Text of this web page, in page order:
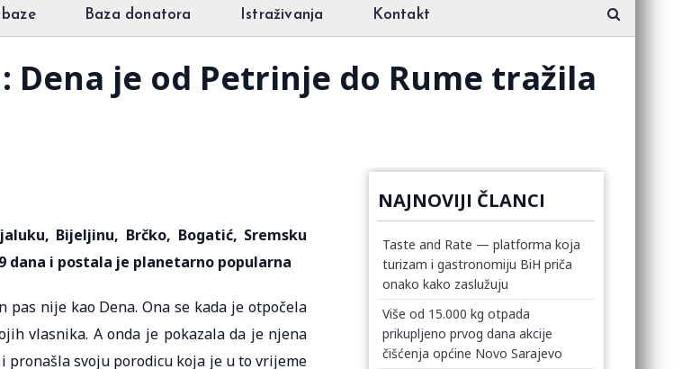
Baza donatora Istraživanja Kontakt
je od Petrinje do Rume tražila
Bijeljinu, Brčko, Bogatić, Sremsku
dana i postala je planetarno popularna
nije kao Dena. Ona se kada je otpočela
vlasnika. A onda je pokazala da je njena
pronašla svoju porodicu koja je u to vrijeme
NAJNOVIJI ČLANCI
Taste and Rate — platforma koja
turizam i gastronomiju BiH priča
onako kako zaslužuju
Više od 15.000 kg otpada
prikupljeno prvog dana akcije
čišćenja općine Novo Sarajevo